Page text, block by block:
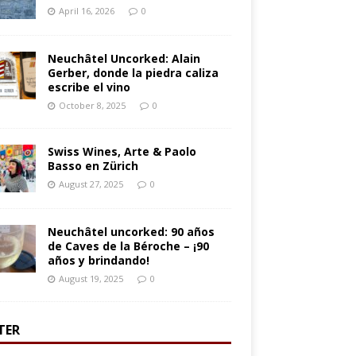
April 16, 2026 0
Neuchâtel Uncorked: Alain
Gerber, donde la piedra caliza
escribe el vino
October 8, 2025 0
Swiss Wines, Arte & Paolo
Basso en Zürich
August 27, 2025 0
Neuchâtel uncorked: 90 años
de Caves de la Béroche – ¡90
años y brindando!
August 19, 2025 0